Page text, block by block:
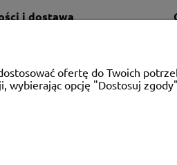
i dostawa
zamówienia
ofertę do Twoich
wybierając opcję "Dostosuj